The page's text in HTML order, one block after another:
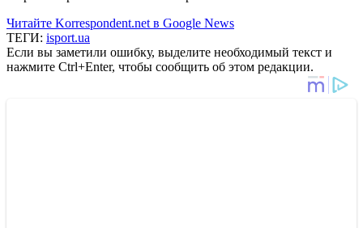
Читайте Korrespondent.net в Google News
ТЕГИ: isport.ua
Если вы заметили ошибку, выделите необходимый текст и
нажмите Ctrl+Enter, чтобы сообщить об этом редакции.